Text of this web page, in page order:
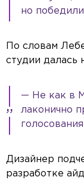
но
По словам
студии далась
— Не как в
лаконично
Дизайнер
разработке